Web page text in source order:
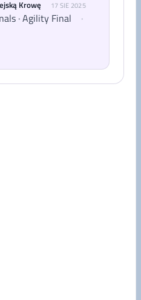
Krowę 17 SIE 2025
· Agility Final
·